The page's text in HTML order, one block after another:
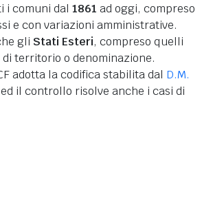
i comuni dal 1861 ad oggi, compreso
e con variazioni amministrative.
gli Stati Esteri, compreso quelli
territorio o denominazione.
adotta la codifica stabilita dal D.M.
ed il controllo risolve anche i casi di